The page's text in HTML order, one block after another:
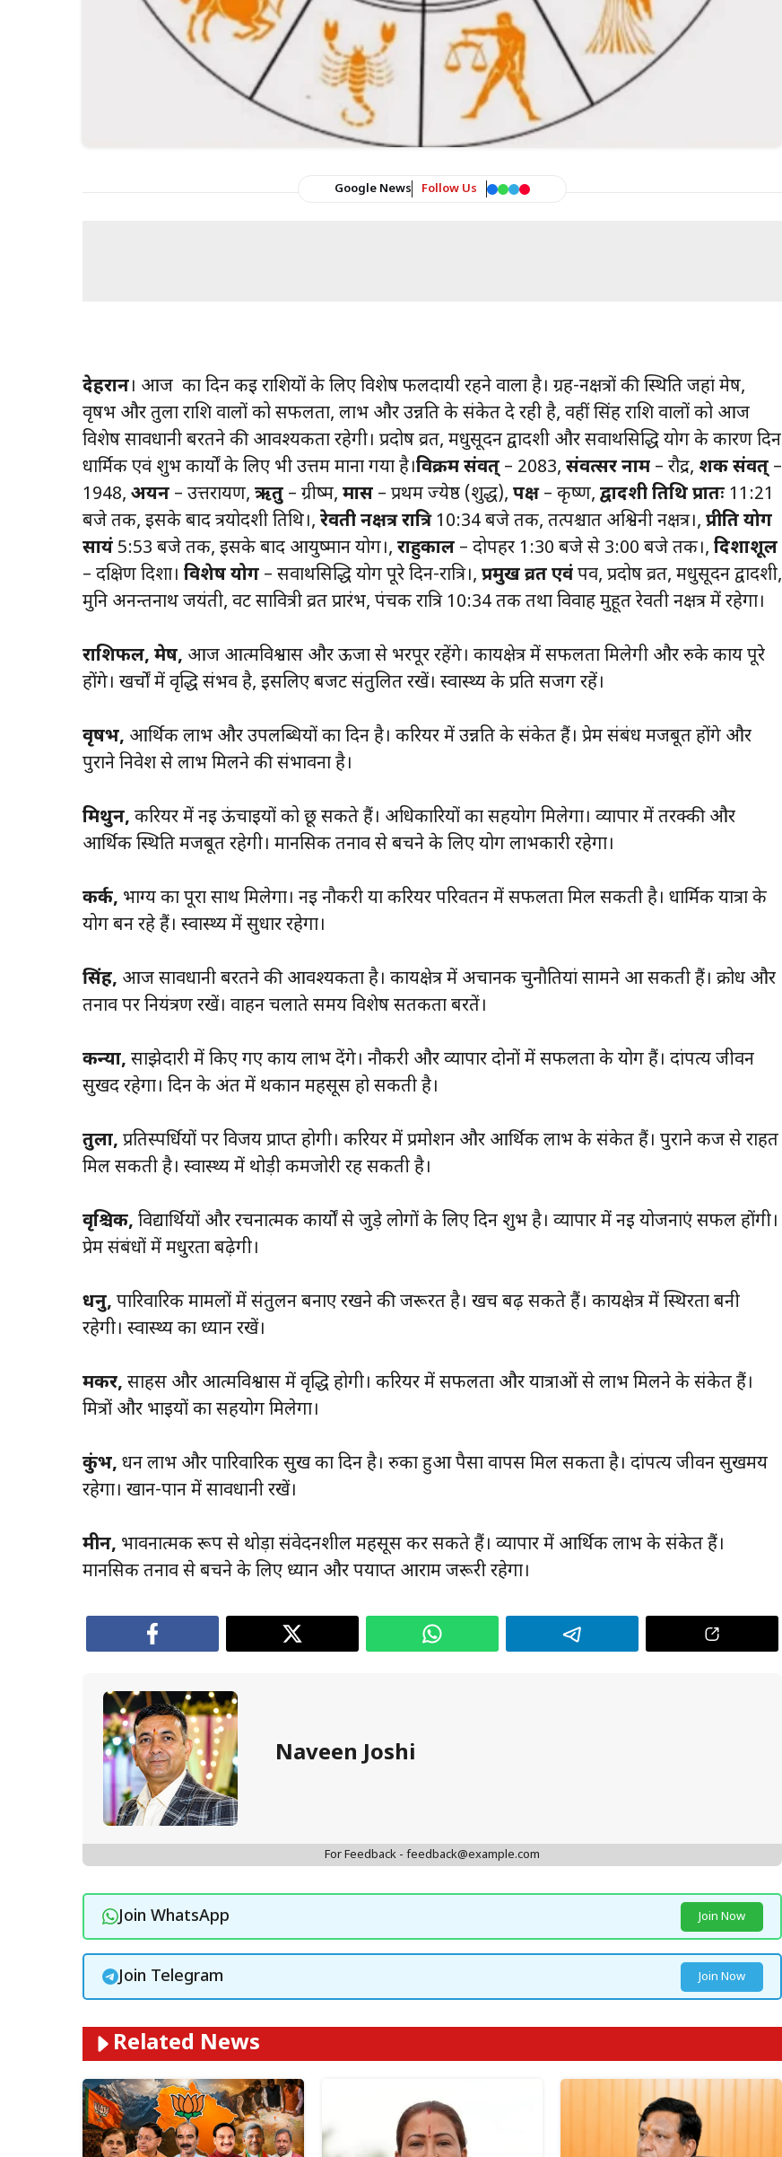
Google News Follow Us
देहरादून। आज का दिन कई राशियों के लिए विशेष फलदायी रहने वाला है। ग्रह-नक्षत्रों की स्थिति जहां मेष,
वृषभ और तुला राशि वालों को सफलता, लाभ और उन्नति के संकेत दे रही है, वहीं सिंह राशि वालों को आज
विशेष सावधानी बरतने की आवश्यकता रहेगी। प्रदोष व्रत, मधुसूदन द्वादशी और सर्वार्थसिद्धि योग के कारण दिन
धार्मिक एवं शुभ कार्यों के लिए भी उत्तम माना गया है।विक्रम संवत् – 2083, संवत्सर नाम – रौद्र, शक संवत् –
1948, अयन – उत्तरायण, ऋतु – ग्रीष्म, मास – प्रथम ज्येष्ठ (शुद्ध), पक्ष– कृष्ण, द्वादशी तिथि प्रातः 11:21
बजे तक, इसके बाद त्रयोदशी तिथि।, रेवती नक्षत्र रात्रि10:34 बजे तक, तत्पश्चात अश्विनी नक्षत्र।, प्रीति योग
सायं 5:53 बजे तक, इसके बाद आयुष्मान योग।, राहुकाल – दोपहर 1:30 बजे से 3:00 बजे तक।, दिशाशूल
– दक्षिण दिशा। विशेष योग – सर्वार्थसिद्धि योग पूरे दिन-रात्रि।, प्रमुख व्रत एवंपर्व, प्रदोष व्रत, मधुसूदन द्वादशी,
मुनि अनन्तनाथ जयंती, वट सावित्री व्रत प्रारंभ, पंचक रात्रि 10:34 तक तथा विवाह मुहूर्त रेवती नक्षत्र में रहेगा।
राशिफल, मेष, आज आत्मविश्वास और ऊर्जा से भरपूर रहेंगे। कार्यक्षेत्र में सफलता मिलेगी और रुके कार्य पूरे
होंगे। खर्चों में वृद्धि संभव है, इसलिए बजट संतुलित रखें। स्वास्थ्य के प्रति सजग रहें।
वृषभ, आर्थिक लाभ और उपलब्धियों का दिन है। करियर में उन्नति के संकेत हैं। प्रेम संबंध मजबूत होंगे और
पुराने निवेश से लाभ मिलने की संभावना है।
मिथुन, करियर में नई ऊंचाइयों को छू सकते हैं। अधिकारियों का सहयोग मिलेगा। व्यापार में तरक्की और
आर्थिक स्थिति मजबूत रहेगी। मानसिक तनाव से बचने के लिए योग लाभकारी रहेगा।
कर्क, भाग्य का पूरा साथ मिलेगा। नई नौकरी या करियर परिवर्तन में सफलता मिल सकती है। धार्मिक यात्रा के
योग बन रहे हैं। स्वास्थ्य में सुधार रहेगा।
सिंह, आज सावधानी बरतने की आवश्यकता है। कार्यक्षेत्र में अचानक चुनौतियां सामने आ सकती हैं। क्रोध और
तनाव पर नियंत्रण रखें। वाहन चलाते समय विशेष सतर्कता बरतें।
कन्या, साझेदारी में किए गए कार्य लाभ देंगे। नौकरी और व्यापार दोनों में सफलता के योग हैं। दांपत्य जीवन
सुखद रहेगा। दिन के अंत में थकान महसूस हो सकती है।
तुला, प्रतिस्पर्धियों पर विजय प्राप्त होगी। करियर में प्रमोशन और आर्थिक लाभ के संकेत हैं। पुराने कर्ज से राहत
मिल सकती है। स्वास्थ्य में थोड़ी कमजोरी रह सकती है।
वृश्चिक, विद्यार्थियों और रचनात्मक कार्यों से जुड़े लोगों के लिए दिन शुभ है। व्यापार में नई योजनाएं सफल होंगी।
प्रेम संबंधों में मधुरता बढ़ेगी।
धनु, पारिवारिक मामलों में संतुलन बनाए रखने की जरूरत है। खर्च बढ़ सकते हैं। कार्यक्षेत्र में स्थिरता बनी
रहेगी। स्वास्थ्य का ध्यान रखें।
मकर, साहस और आत्मविश्वास में वृद्धि होगी। करियर में सफलता और यात्राओं से लाभ मिलने के संकेत हैं।
मित्रों और भाइयों का सहयोग मिलेगा।
कुंभ, धन लाभ और पारिवारिक सुख का दिन है। रुका हुआ पैसा वापस मिल सकता है। दांपत्य जीवन सुखमय
रहेगा। खान-पान में सावधानी रखें।
मीन, भावनात्मक रूप से थोड़ा संवेदनशील महसूस कर सकते हैं। व्यापार में आर्थिक लाभ के संकेत हैं।
मानसिक तनाव से बचने के लिए ध्यान और पर्याप्त आराम जरूरी रहेगा।
Naveen Joshi
For Feedback - feedback@example.com
Join WhatsApp Join Now
Join Telegram Join Now
Related News